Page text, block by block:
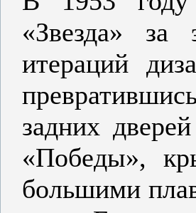
«Звезда» за
итераций
задних
«Победы»,
большими